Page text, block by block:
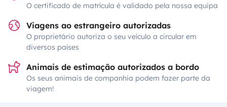
O certificado de matrícula é validado pela nossa equipa
Viagens ao estrangeiro autorizadas
O proprietário autoriza o seu veículo a circular em
diversos países
Animais de estimação autorizados a bordo
Os seus animais de companhia podem fazer parte da
viagem!